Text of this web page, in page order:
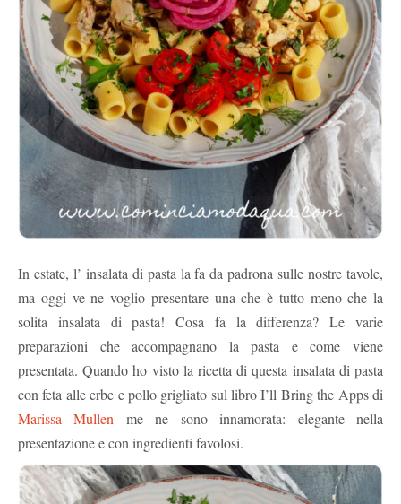
In estate, l’ insalata di pasta la fa da padrona sulle nostre tavole,
ma oggi ve ne voglio presentare una che è tutto meno che la
solita insalata di pasta! Cosa fa la differenza? Le varie
preparazioni che accompagnano la pasta e come viene
presentata. Quando ho visto la ricetta di questa insalata di pasta
con feta alle erbe e pollo grigliato sul libro I’ll Bring the Apps di
Marissa Mullen me ne sono innamorata: elegante nella
presentazione e con ingredienti favolosi.